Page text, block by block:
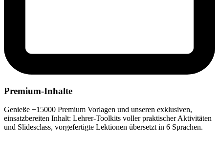
Premium-Inhalte
Genieße +15000 Premium Vorlagen und unseren exklusiven,
einsatzbereiten Inhalt: Lehrer-Toolkits voller praktischer Aktivitäten
und Slidesclass, vorgefertigte Lektionen übersetzt in 6 Sprachen.